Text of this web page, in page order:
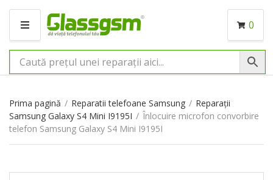
M
N
I
0
Prima pagină / Reparatii telefoane Samsung / Reparații
Samsung Galaxy S4 Mini I9195I / Înlocuire microfon convorbire
telefon Samsung Galaxy S4 Mini I9195I